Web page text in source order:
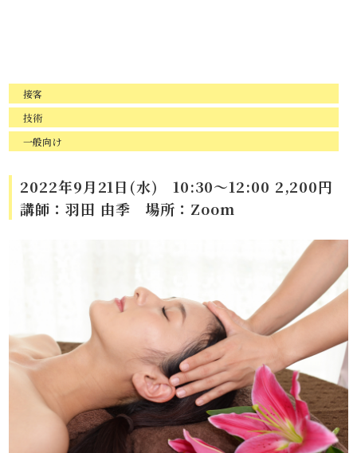
接客
技術
一般向け
2022年9月21日(水) 10:30～12:00 2,200円
講師：羽田 由季 場所：Zoom